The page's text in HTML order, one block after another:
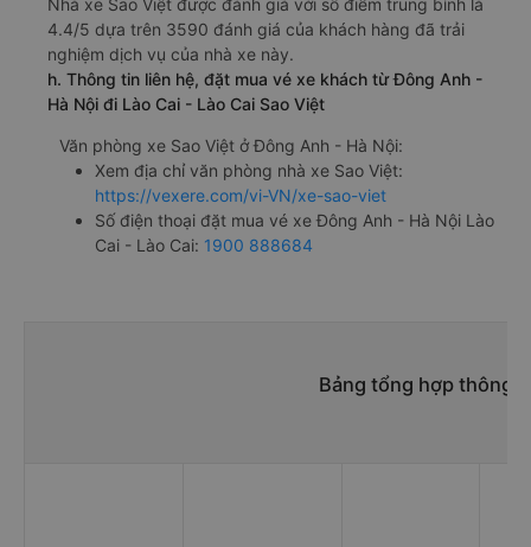
4.4/5 dựa trên 3590 đánh giá của khách hàng đã trải
nghiệm dịch vụ của nhà xe này.
h. Thông tin liên hệ, đặt mua vé xe khách từ Đông Anh -
Hà Nội đi Lào Cai - Lào Cai Sao Việt
Văn phòng xe Sao Việt ở Đông Anh - Hà Nội:
Xem địa chỉ văn phòng nhà xe Sao Việt:
https://vexere.com/vi-VN/xe-sao-viet
Số điện thoại đặt mua vé xe Đông Anh - Hà Nội Lào
Cai - Lào Cai: 1900 888684
Bảng tổng hợp thông